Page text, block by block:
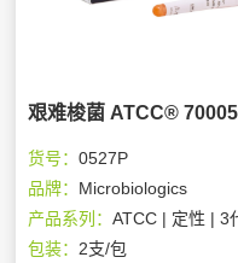
艰难梭菌 ATCC®
货号：0527P
品牌： Microbiologics
产品系列：ATCC | 定性 | 3
包装： 2支/包